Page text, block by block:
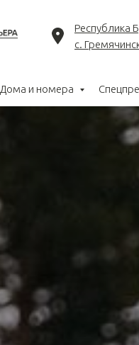
Республика
с.
Дома и номера